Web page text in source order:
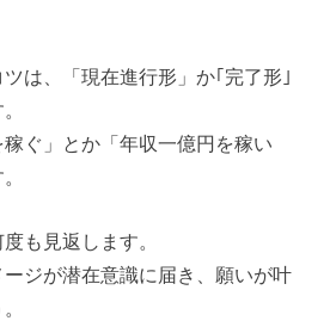
は、「現在進行形」か｢完了形｣
ぐ」とか「年収一億円を稼い
も見返します。
ジが潜在意識に届き、願いが叶